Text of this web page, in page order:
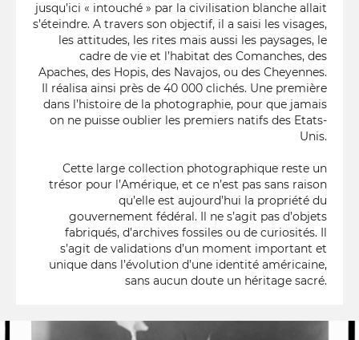
jusqu’ici « intouché » par la civilisation blanche allait
s’éteindre. A travers son objectif, il a saisi les visages,
les attitudes, les rites mais aussi les paysages, le
cadre de vie et l’habitat des Comanches, des
Apaches, des Hopis, des Navajos, ou des Cheyennes.
Il réalisa ainsi près de 40 000 clichés. Une première
dans l’histoire de la photographie, pour que jamais
on ne puisse oublier les premiers natifs des Etats-
Unis.
Cette large collection photographique reste un
trésor pour l’Amérique, et ce n’est pas sans raison
qu’elle est aujourd’hui la propriété du
gouvernement fédéral. Il ne s’agit pas d’objets
fabriqués, d’archives fossiles ou de curiosités. Il
s’agit de validations d’un moment important et
unique dans l’évolution d’une identité américaine,
sans aucun doute un héritage sacré.